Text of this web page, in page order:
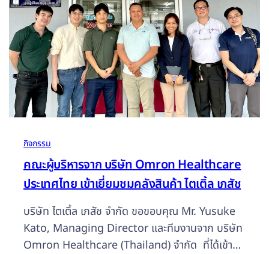
กิจกรรม
คณะผู้บริหารจาก บริษัท Omron Healthcare
ประเทศไทย เข้าเยี่ยมชมคลังสินค้า ไตเติ้ล เภสัช
บริษัท ไตเติ้ล เภสัช จำกัด ขอขอบคุณ Mr. Yusuke
Kato, Managing Director และทีมงานจาก บริษัท
Omron Healthcare (Thailand) จำกัด ที่ได้เข้ามา